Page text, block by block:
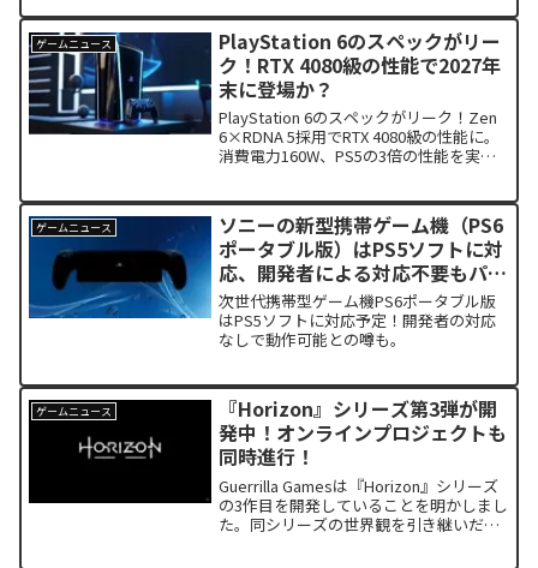
ター版も配信中！シリーズの新たな歴史
を見逃すな。
ゲームニュース
PlayStation 6のスペックがリー
ク！RTX 4080級の性能で2027年
末に登場か？
PlayStation 6のスペックがリーク！Zen
6×RDNA 5採用でRTX 4080級の性能に。
消費電力160W、PS5の3倍の性能を実現
ゲームニュース
ソニーの新型携帯ゲーム機（PS6
ポータブル版）はPS5ソフトに対
応、開発者による対応不要もパフ
ォーマンス調整のパッチが必要な
可能性
次世代携帯型ゲーム機PS6ポータブル版
はPS5ソフトに対応予定！開発者の対応
なしで動作可能との噂も。
ゲームニュース
『Horizon』シリーズ第3弾が開
発中！オンラインプロジェクトも
同時進行！
Guerrilla Gamesは『Horizon』シリーズ
の3作目を開発していることを明かしまし
た。同シリーズの世界観を引き継いだオ